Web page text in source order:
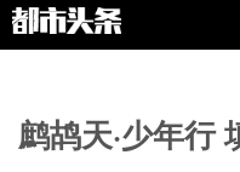
鹧鸪天·少年行